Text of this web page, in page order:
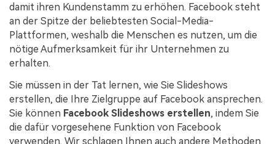
damit ihren Kundenstamm zu erhöhen. Facebook steht
an der Spitze der beliebtesten Social-Media-
Plattformen, weshalb die Menschen es nutzen, um die
nötige Aufmerksamkeit für ihr Unternehmen zu
erhalten.
Sie müssen in der Tat lernen, wie Sie Slideshows
erstellen, die Ihre Zielgruppe auf Facebook ansprechen.
Sie können Facebook Slideshows erstellen, indem Sie
die dafür vorgesehene Funktion von Facebook
verwenden. Wir schlagen Ihnen auch andere Methoden